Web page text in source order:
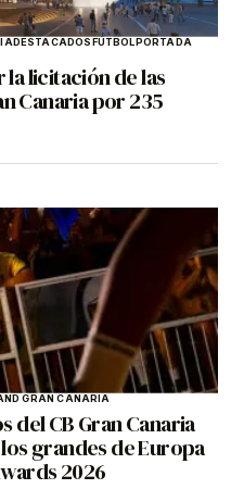
DESTACADOSFÚTBOLPORTADA
la licitación de las
Canaria por 235
GRAN CANARIA
del CB Gran Canaria
grandes de Europa
2026